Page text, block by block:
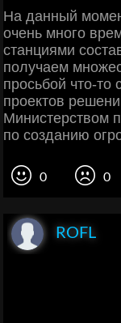
На данный
очень много
станциями
получаем
просьбой что-то
проектов
Министерством
по созданию
0 0
ROFL